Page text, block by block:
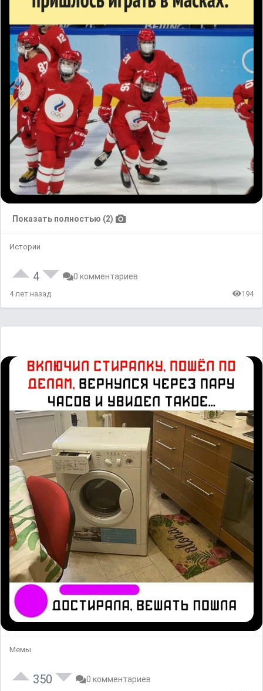
Показать полностью (2)
Истории
4 0 комментариев
4 лет назад 194
Мемы
350 0 комментариев